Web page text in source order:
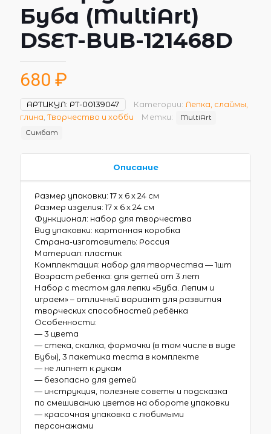
Буба (MultiArt)
DSET-BUB-121468D
680 ₽
АРТИКУЛ: РТ-00139047 Категории: Лепка, слаймы,
глина Творчество и хобби Метки:
MultiArt
Симбат
Описание
Размер упаковки: 17 х 6 х 24 см
Размер изделия: 17 х 6 х 24 см
Функционал: набор для творчества
Вид упаковки: картонная коробка
Страна-изготовитель: Россия
Материал: пластик
Комплектация: набор для творчества — 1шт
Возраст ребенка: для детей от 3 лет
Набор с тестом для лепки «Буба. Лепим и
играем» – отличный вариант для развития
творческих способностей ребёнка
Особенности:
— 3 цвета
— стека, скалка, формочки (в том числе в виде
Бубы), 3 пакетика теста в комплекте
— не липнет к рукам
— безопасно для детей
— инструкция, полезные советы и подсказка
по смешиванию цветов на обороте упаковки
— красочная упаковка с любимыми
персонажами